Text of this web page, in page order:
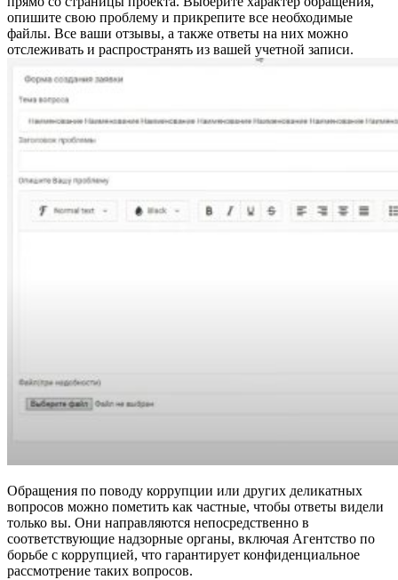
опишите свою проблему и прикрепите все необходимые
файлы. Все ваши отзывы, а также ответы на них можно
отслеживать и распространять из вашей учетной записи.
Обращения по поводу коррупции или других деликатных
вопросов можно пометить как частные, чтобы ответы видели
только вы. Они направляются непосредственно в
соответствующие надзорные органы, включая Агентство по
борьбе с коррупцией, что гарантирует конфиденциальное
рассмотрение таких вопросов.